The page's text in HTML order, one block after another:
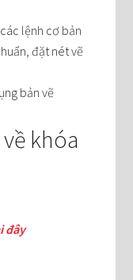
lệnh cơ bản
đặt nét vẽ
bản vẽ
khóa
đây